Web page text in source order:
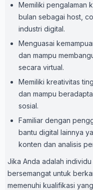
Memiliki pengalaman
bulan sebagai host,
industri digital.
Menguasai
dan mampu
secara virtual.
Memiliki kreativitas
dan mampu
sosial.
Familiar dengan
bantu digital lainnya
konten dan analisis
Jika Anda adalah
bersemangat untuk
memenuhi kualifikasi